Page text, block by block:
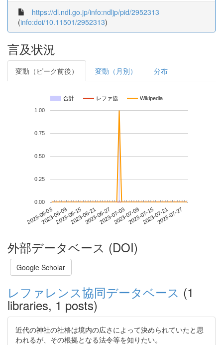
https://dl.ndl.go.jp/info:ndljp/pid/2952313
(info:doi/10.11501/2952313)
言及状況
変動（ピーク前後） 変動（月別） 分布
合計 レファ協 Wikipedia
2023-06-032023-06-092023-06-152023-06-212023-06-272023-07-032023-07-092023-07-152023-07-212023-07-27
0.00
0.25
0.50
0.75
1.00
外部データベース (DOI)
Google Scholar
レファレンス協同データベース (1
libraries, 1 posts)
近代の神社の社格は境内の広さによって決められていたと思
われるが、その根拠となる法令等を知りたい。